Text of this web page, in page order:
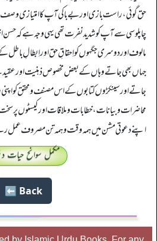
حق گوئی، راست بازی اور بےباکی آپ کا امتیازی وصف
چاپلوسی سے آپ کو شدید نفرت تھی یہی وجہ ہے کہ
مالوف اور دوسری جگہوں کو اِحقاقِ حق اور اِبطالِ باطل
جہاں بھی جاتے وہاں کے بعض مخصوص ذہنیت اور
جاتے اور سینکڑوں کتابوں کے اس مصنف و محقق کو
محاضرات و بیانات، خطابات و ملاقات اور کیسٹوں پر
اپنے دعوتی مشن میں ہمہ وقت و ہمہ تن مصروف عمل
مکمل سوانح حیات
Back ⬅️